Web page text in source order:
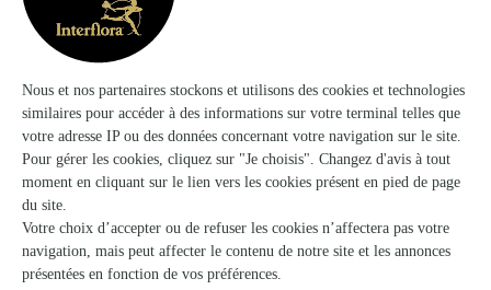
L’atelier Saint Priest
St Priest Sous Aixe
★★★★★4.9 (33)
15, Le Gué de la Roche
Voir la boutique